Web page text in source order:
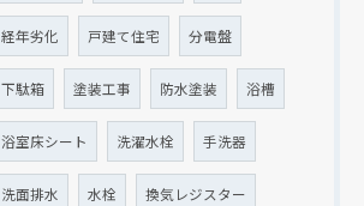
経年劣化 戸建て住宅 分電盤
下駄箱 塗装工事 防水塗装 浴槽
浴室床シート 洗濯水栓 手洗器
洗面排水 水栓 換気レジスター